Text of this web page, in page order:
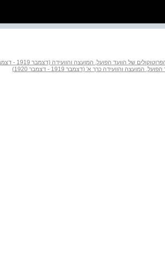
אחדות העבודה : כרך א - הפרוטוקולים של הוועד הפועל, המועצה
המועצה והוועידה כרך א' (דצמבר 1919 - דצמבר 1920)